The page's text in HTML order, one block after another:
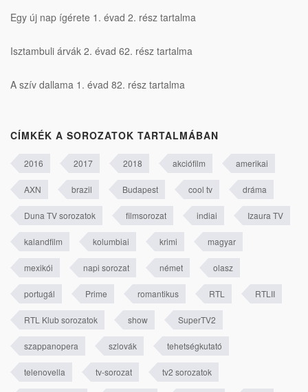
Egy új nap ígérete 1. évad 2. rész tartalma
Isztambuli árvák 2. évad 62. rész tartalma
A szív dallama 1. évad 82. rész tartalma
CÍMKÉK A SOROZATOK TARTALMÁBAN
2016 2017 2018 akciófilm amerikai
AXN brazil Budapest cool tv dráma
Duna TV sorozatok filmsorozat indiai Izaura TV
kalandfilm kolumbiai krimi magyar
mexikói napi sorozat német olasz
portugál Prime romantikus RTL RTLII
RTL Klub sorozatok show SuperTV2
szappanopera szlovák tehetségkutató
telenovella tv-sorozat tv2 sorozatok